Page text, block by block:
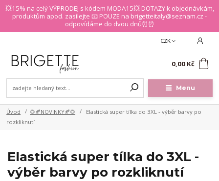
💥15% na celý VÝPRODEJ s kódem MODA15💥 DOTAZY k objednávkám,
produktům apod. zasílejte 📧 POUZE na brigetteitaly@seznam.cz -
odpovídáme do dvou dnů⏰⏰
Menu
CZK
0,00 Kč
Úvod 🌻🍂NOVINKY🍂🌻
Elastická super tílka do 3XL - výběr barvy po
rozkliknutí
Elastická super tílka do 3XL -
výběr barvy po rozkliknutí